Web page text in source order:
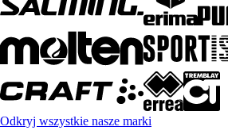
Odkryj wszystkie nasze marki